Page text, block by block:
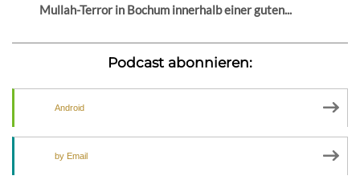
Mullah-Terror in Bochum innerhalb einer guten...
Podcast abonnieren:
Android
by Email